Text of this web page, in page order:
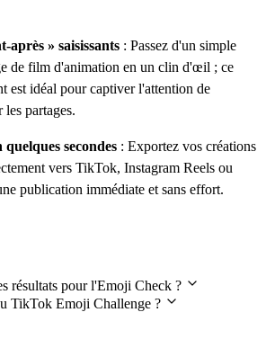
après » saisissants : Passez d'un simple
de film d'animation en un clin d'œil ; ce
est idéal pour captiver l'attention de
partages.
secondes : Exportez vos créations
vers TikTok, Instagram Reels ou
publication immédiate et sans effort.
résultats pour l'Emoji Check ?
TikTok Emoji Challenge ?